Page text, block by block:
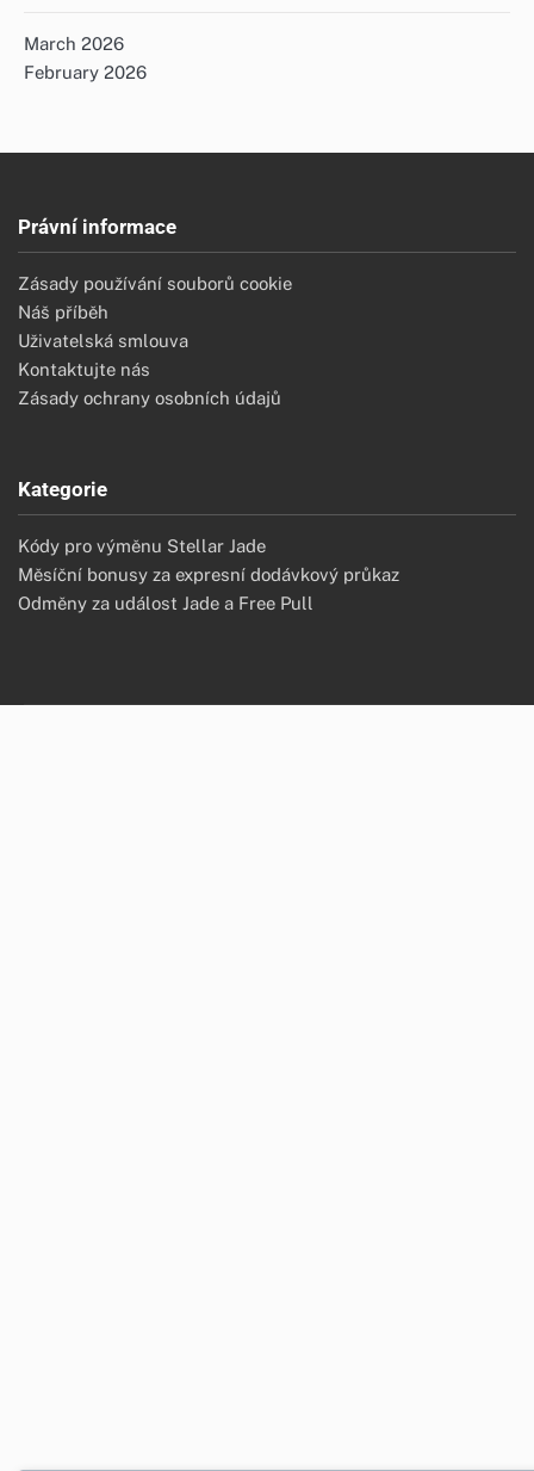
March 2026
February 2026
Právní informace
Zásady používání souborů cookie
Náš příběh
Uživatelská smlouva
Kontaktujte nás
Zásady ochrany osobních údajů
Kategorie
Kódy pro výměnu Stellar Jade
Měsíční bonusy za expresní dodávkový průkaz
Odměny za událost Jade a Free Pull